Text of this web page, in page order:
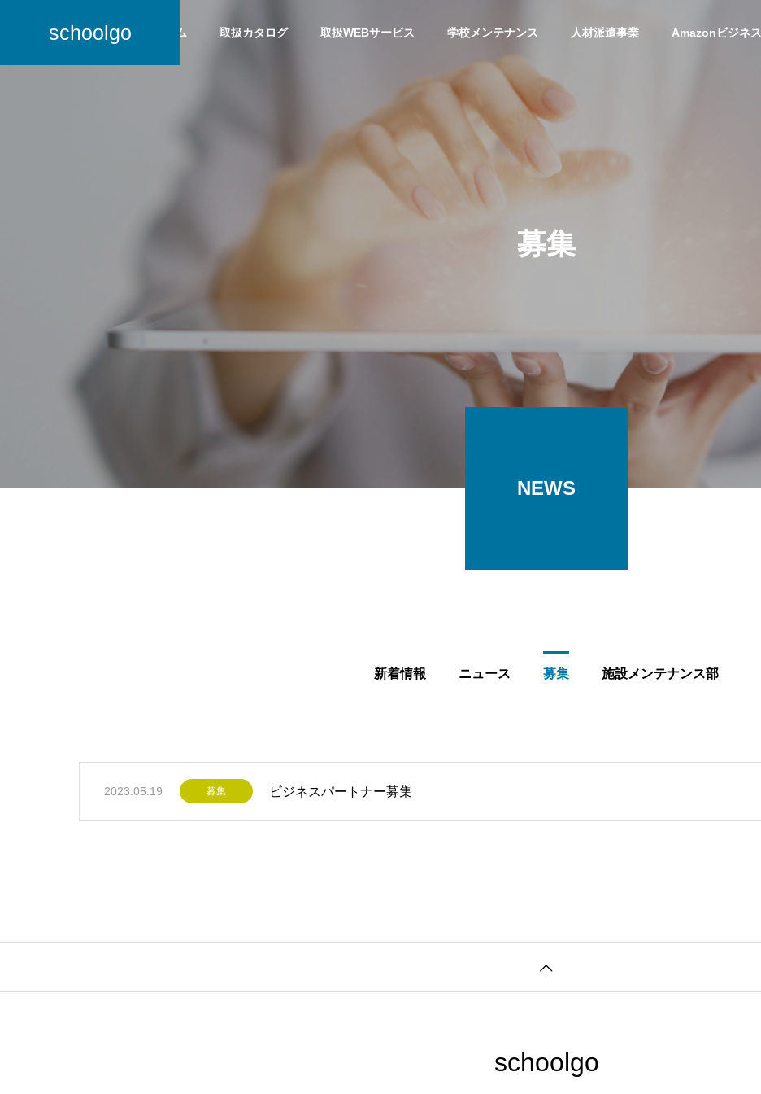
schoolgo ホーム 取扱カタログ 取扱WEBサービス 学校メンテナンス 人材派遣事業 Amazonビジネス
アクセス 経営理念
募集
NEWS
新着情報 ニュース 募集 施設メンテナンス部
2023.05.19 募集 ビジネスパートナー募集
schoolgo